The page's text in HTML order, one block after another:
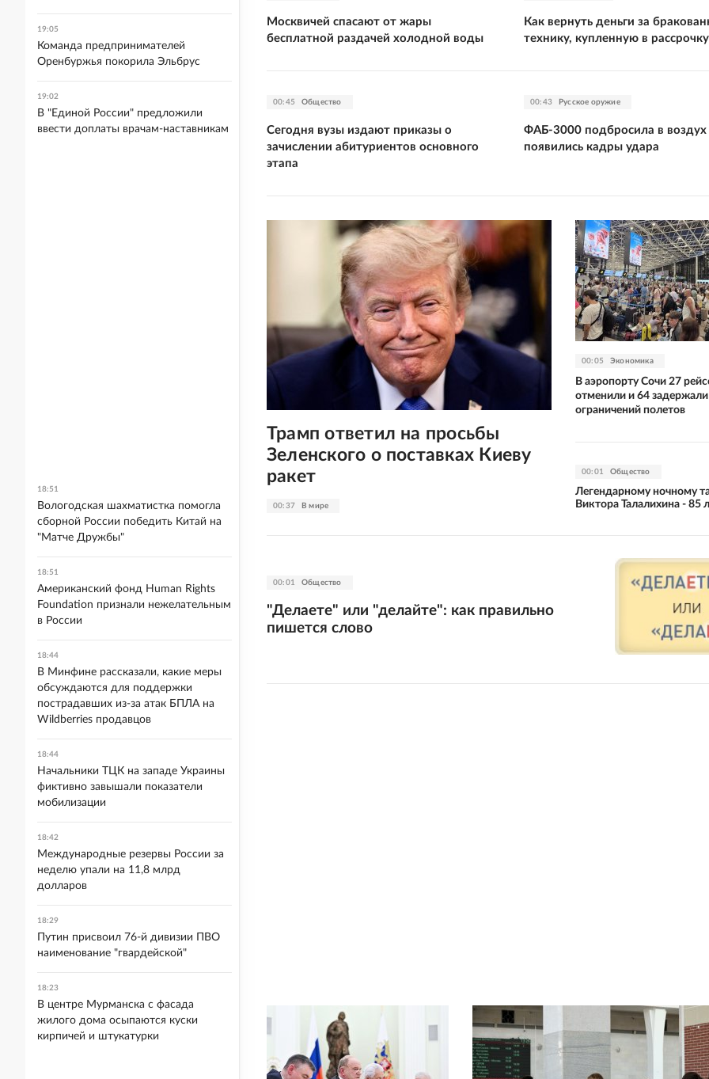
Москвичей спасают от жары
бесплатной раздачей холодной воды
Как вернуть деньги за
технику, купленную в рассрочку
00:45 Общество
Сегодня вузы издают приказы о
зачислении абитуриентов основного
этапа
00:43 Русское оружие
ФАБ-3000 подбросила в
появились кадры удара
00:37 В мире
Трамп ответил на просьбы
Зеленского о поставках Киеву
ракет
00:05 Экономика
В аэропорту Сочи 27
отменили и 64 задержали
ограничений полетов
00:01 Общество
Легендарному ночному
Виктора Талалихина - 85
00:01 Общество
"Делаете" или "делайте": как правильно
пишется слово
19:05
Команда предпринимателей
Оренбуржья покорила Эльбрус
19:02
В "Единой России" предложили
ввести доплаты врачам-наставникам
18:51
Вологодская шахматистка помогла
сборной России победить Китай на
"Матче Дружбы"
18:51
Американский фонд Human Rights
Foundation признали нежелательным
в России
18:44
В Минфине рассказали, какие меры
обсуждаются для поддержки
пострадавших из-за атак БПЛА на
Wildberries продавцов
18:44
Начальники ТЦК на западе Украины
фиктивно завышали показатели
мобилизации
18:42
Международные резервы России за
неделю упали на 11,8 млрд
долларов
18:29
Путин присвоил 76-й дивизии ПВО
наименование "гвардейской"
18:23
В центре Мурманска с фасада
жилого дома осыпаются куски
кирпичей и штукатурки